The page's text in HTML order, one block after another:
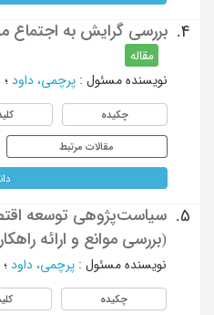
4. بررسی گرایش به اجتماع
مقاله
نویسنده مسئول : پرچمی، داود ؛
چکیده
مقالات مرتبط
5.
سیاست‌پژوهی توسعه
(بررسی موانع و ارائه
نویسنده مسئول : پرچمی، داود ؛
چکیده